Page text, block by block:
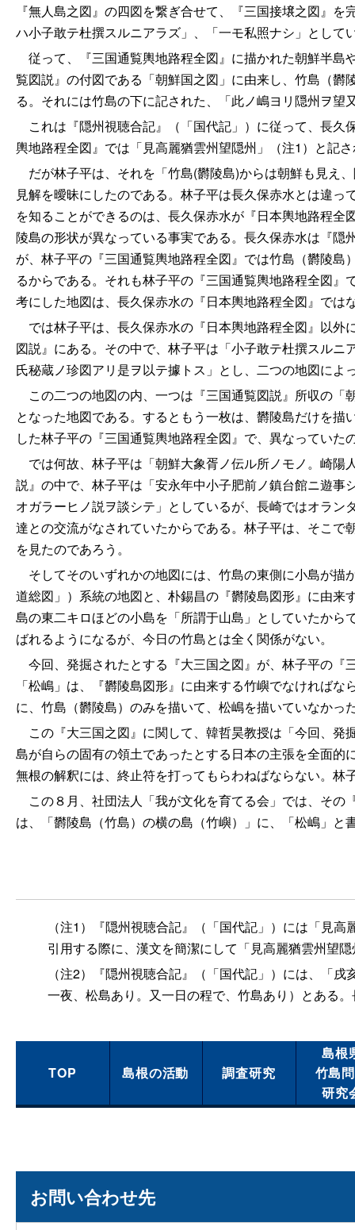
『無人島之図』の四図を繋ぎ合せて、『三国接壌之図』
ハ小子敢テ杜撰スルニアラズ」、「一モ私照ナシ」として
従って、『三国通覧輿地路程全図』に描かれた朝鮮半島
覧図説』の付図である「朝鮮国之図」に由来し、竹島（
る。それには竹島の下に記された、「此ノ嶋ヨリ隠州ヲ望
これは『隠州視聴合記』（「国代記」）に従って、長久
輿地路程全図』では「見高麗猶雲州望隠州」（注1）と記
だが林子平は、それを「竹島(欝陵島)からは朝鮮も見え
見解を曖昧にしたのである。林子平は長久保赤水とは違
を知ることができるのは、長久保赤水が『日本輿地路程
陵島の形状が異なっている事実である。長久保赤水は『
が、林子平の『三国通覧輿地路程全図』では竹島（欝陵
るからである。それも林子平の『三国通覧輿地路程全図
考にした地図は、長久保赤水の『日本輿地路程全図』では
では林子平は、長久保赤水の『日本輿地路程全図』以外
図説』にある。その中で、林子平は「小子敢テ杜撰スル
氏秘蔵ノ珍図アリ是ヲ以テ據トス」とし、二つの地図によ
この二つの地図の内、一つは『三国通覧図説』所収の「
となった地図である。するともう一枚は、欝陵島だけを
した林子平の『三国通覧輿地路程全図』で、異なっていた
では何故、林子平は「朝鮮大象胥ノ伝ル所ノモノ。崎陽
説』の中で、林子平は「安永年中小子肥前ノ鎮台館ニ遊
オガラーヒノ説ヲ談シテ」としているが、長崎ではオラ
達との交流がなされていたからである。林子平は、そこ
を見たのであろう。
そしてそのいずれかの地図には、竹島の東側に小島が描
道総図」）系統の地図と、朴錫昌の『欝陵島図形』に由来
島の東二キロほどの小島を「所謂于山島」としていたか
ばれるようになるが、今日の竹島とは全く関係がない。
今回、発掘されたとする『大三国之図』が、林子平の『
「松嶋」は、『欝陵島図形』に由来する竹嶼でなければ
に、竹島（欝陵島）のみを描いて、松嶋を描いていなかっ
この『大三国之図』に関して、韓哲昊教授は「今回、発
島が自らの固有の領土であったとする日本の主張を全面
無根の解釈には、終止符を打ってもらわねばならない。
この８月、社団法人「我が文化を育てる会」では、その
は、「欝陵島（竹島）の横の島（竹嶼）」に、「松嶋」
（注1）『隠州視聴合記』（「国代記」）には「見
引用する際に、漢文を簡潔にして「見高麗猶雲州望
（注2）『隠州視聴合記』（「国代記」）には、「
一夜、松島あり。又一日の程で、竹島あり）とある
TOP 島根の活動 調査研究
島根
竹島
研究
お問い合わせ先